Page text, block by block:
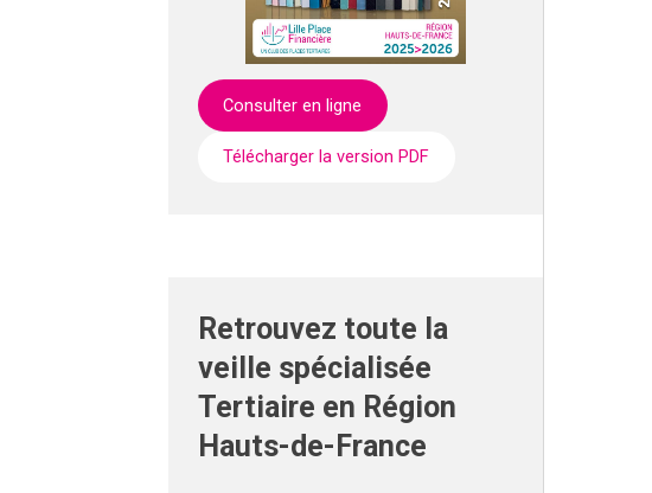
Consulter en ligne
Télécharger la version PDF
Retrouvez toute la
veille spécialisée
Tertiaire en Région
Hauts-de-France